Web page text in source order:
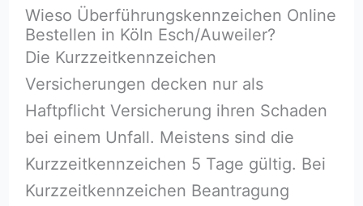
Wieso Überführungskennzeichen Online
Bestellen in Köln Esch/Auweiler?
Die Kurzzeitkennzeichen
Versicherungen decken nur als
Haftpflicht Versicherung ihren Schaden
bei einem Unfall. Meistens sind die
Kurzzeitkennzeichen 5 Tage gültig. Bei
Kurzzeitkennzeichen Beantragung